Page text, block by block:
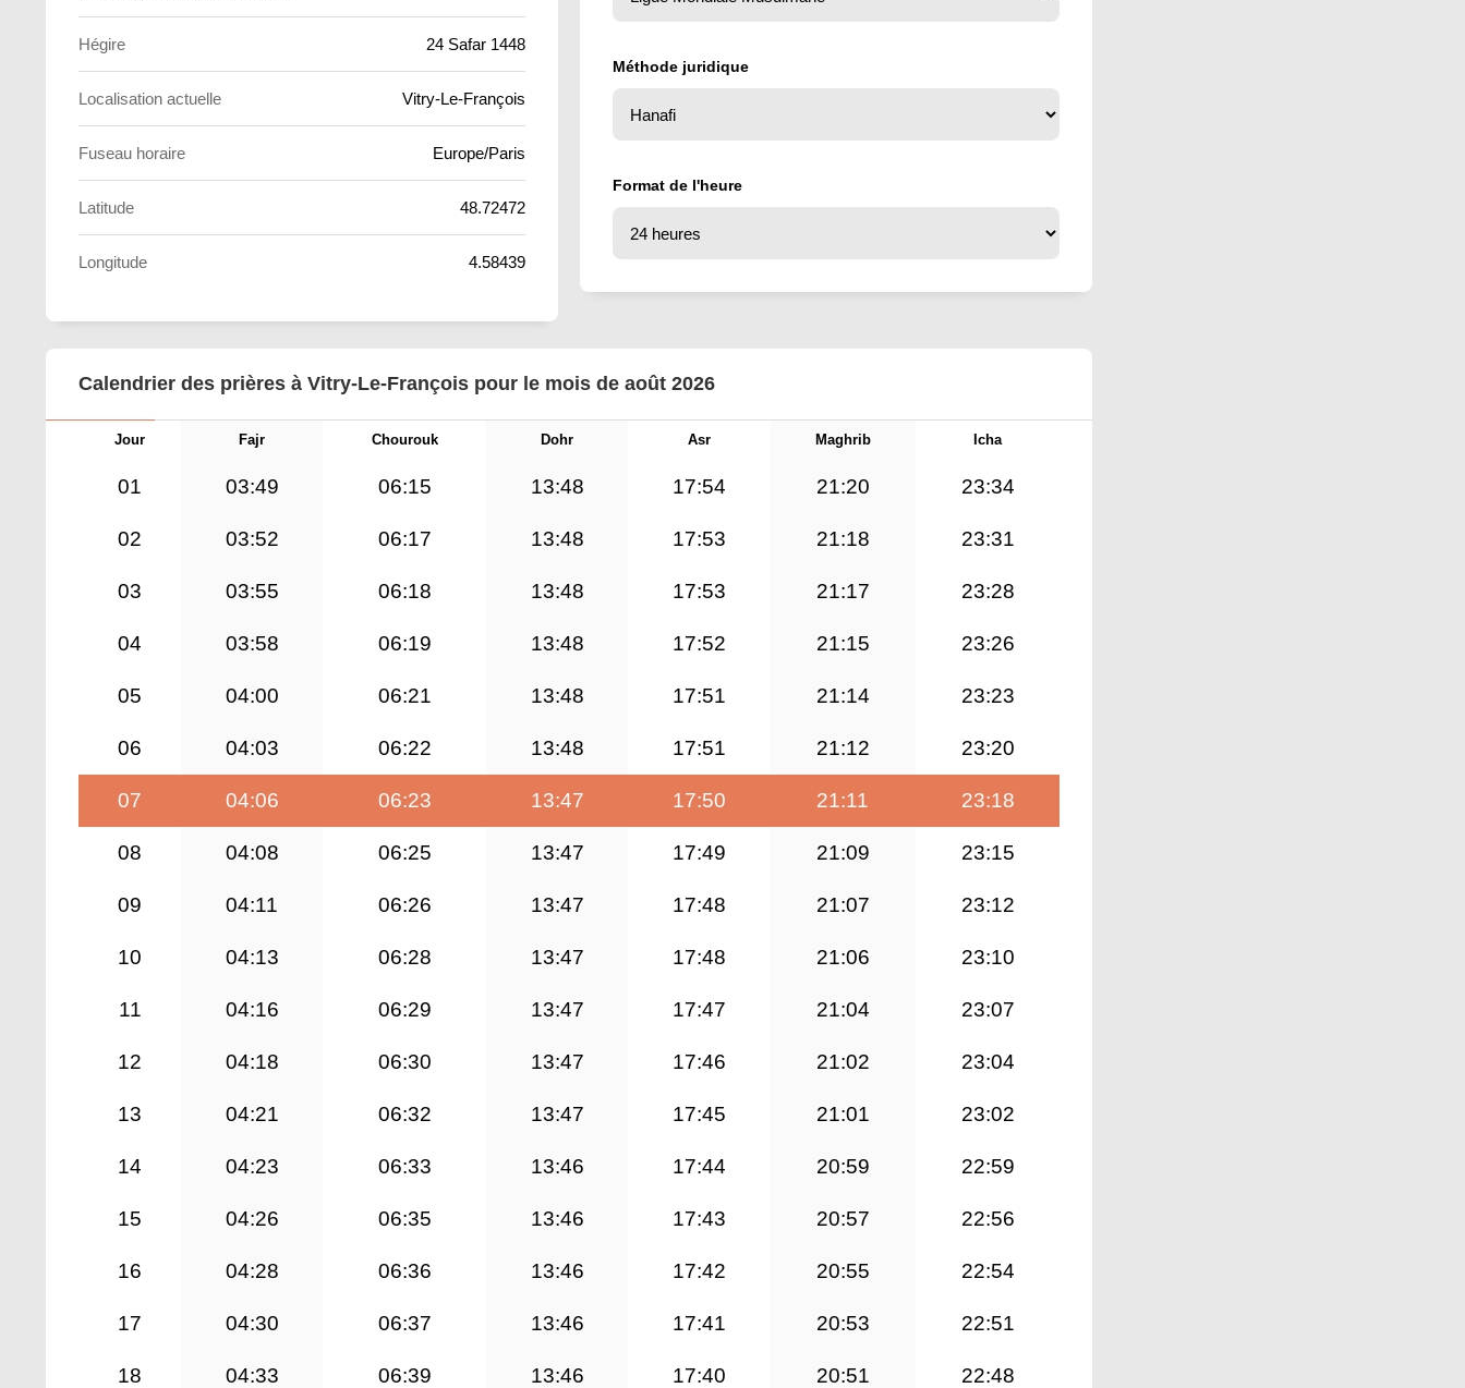
Hégire 24 Safar 1448
Localisation actuelle Vitry-Le-François
Fuseau horaire Europe/Paris
Latitude 48.72472
Longitude 4.58439
Méthode juridique
Format de l'heure
Calendrier des prières à Vitry-Le-François pour le mois de août 2026
Jour Fajr Chourouk Dohr Asr Maghrib Icha
01 03:49 06:15 13:48 17:54 21:20 23:34
02 03:52 06:17 13:48 17:53 21:18 23:31
03 03:55 06:18 13:48 17:53 21:17 23:28
04 03:58 06:19 13:48 17:52 21:15 23:26
05 04:00 06:21 13:48 17:51 21:14 23:23
06 04:03 06:22 13:48 17:51 21:12 23:20
07 04:06 06:23 13:47 17:50 21:11 23:18
08 04:08 06:25 13:47 17:49 21:09 23:15
09 04:11 06:26 13:47 17:48 21:07 23:12
10 04:13 06:28 13:47 17:48 21:06 23:10
11 04:16 06:29 13:47 17:47 21:04 23:07
12 04:18 06:30 13:47 17:46 21:02 23:04
13 04:21 06:32 13:47 17:45 21:01 23:02
14 04:23 06:33 13:46 17:44 20:59 22:59
15 04:26 06:35 13:46 17:43 20:57 22:56
16 04:28 06:36 13:46 17:42 20:55 22:54
17 04:30 06:37 13:46 17:41 20:53 22:51
18 04:33 06:39 13:46 17:40 20:51 22:48